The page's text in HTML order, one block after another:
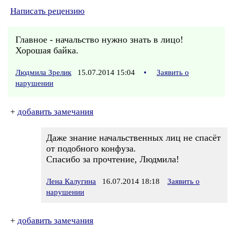
Написать рецензию
Главное - начальство нужно знать в лицо!
Хорошая байка.
Людмила Зрелик 15.07.2014 15:04 •
Заявить о
нарушении
+ добавить замечания
Даже знание начальственных лиц не спасёт
от подобного конфуза.
Спасибо за прочтение, Людмила!
Лена Калугина 16.07.2014 18:18
Заявить о
нарушении
+ добавить замечания